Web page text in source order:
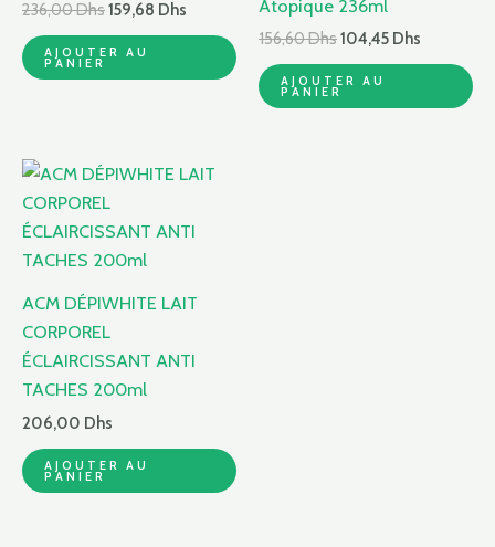
236,00Dhs159,68 Dhs
AJOUTER AU
PANIER
Atopique 236ml
156,60Dhs104,45 Dhs
AJOUTER AU
PANIER
ACM DÉPIWHITE LAIT
CORPOREL
ÉCLAIRCISSANT ANTI
TACHES 200ml
206,00 Dhs
AJOUTER AU
PANIER